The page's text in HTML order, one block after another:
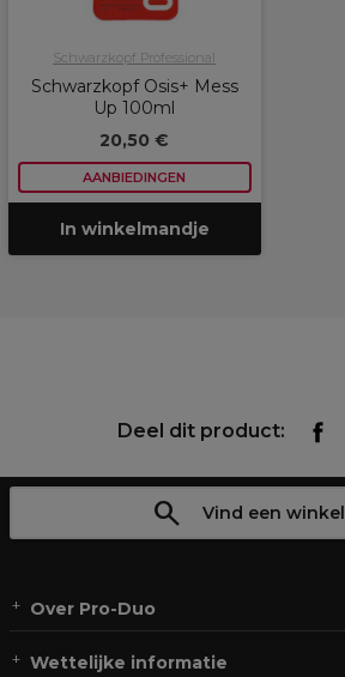
Schwarzkopf Professional
Schwarzkopf Osis+ Mess
Up 100ml
20,50 €
AANBIEDINGEN
In winkelmandje
Deel dit product:
Vind een winkel
Over Pro-Duo
Wettelijke informatie